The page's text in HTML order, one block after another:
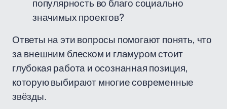
популярность во благо социально
значимых проектов?
Ответы на эти вопросы помогают понять, что
за внешним блеском и гламуром стоит
глубокая работа и осознанная позиция,
которую выбирают многие современные
звёзды.